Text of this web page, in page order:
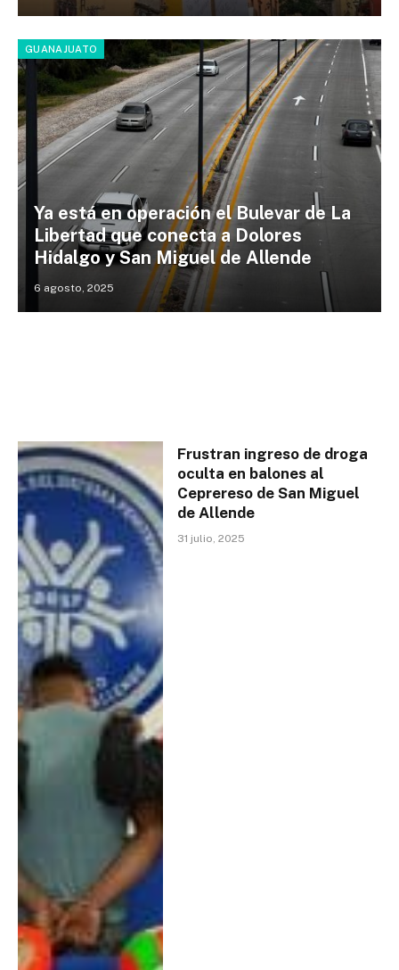
GUANAJUATO
Ya está en operación el Bulevar de La
Libertad que conecta a Dolores
Hidalgo y San Miguel de Allende
6 agosto, 2025
Frustran ingreso de droga
oculta en balones al
Ceprereso de San Miguel
de Allende
31 julio, 2025